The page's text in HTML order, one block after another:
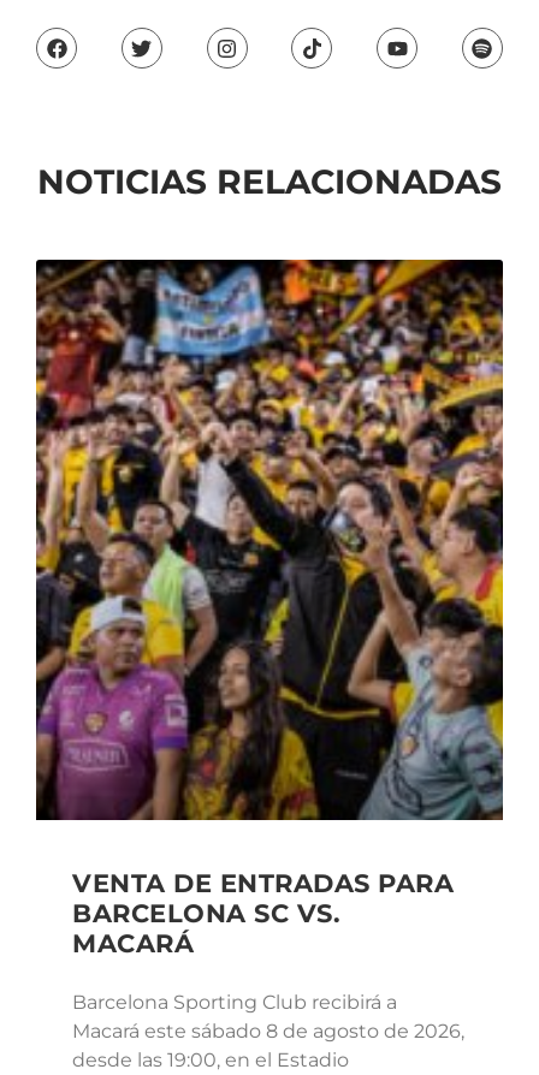
NOTICIAS RELACIONADAS
VENTA DE ENTRADAS PARA
BARCELONA SC VS.
MACARÁ
Barcelona Sporting Club recibirá a
Macará este sábado 8 de agosto de 2026,
desde las 19:00, en el Estadio